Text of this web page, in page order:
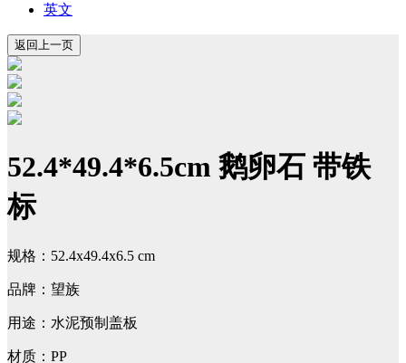
英文
52.4*49.4*6.5cm 鹅卵石 带铁
标
规格：52.4x49.4x6.5 cm
品牌：望族
用途：水泥预制盖板
材质：PP